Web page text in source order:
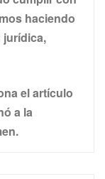
haciendo
jurídica,
el artículo
a la